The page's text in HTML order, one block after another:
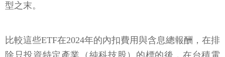
型之末。
比較這些ETF在2024年的內扣費用與含息總報酬，在排
除只投資特定產業（純科技股）的標的後，在台積電